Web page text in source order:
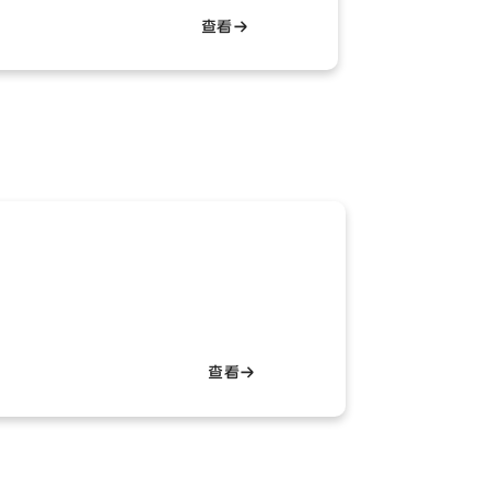
查看→
查看→